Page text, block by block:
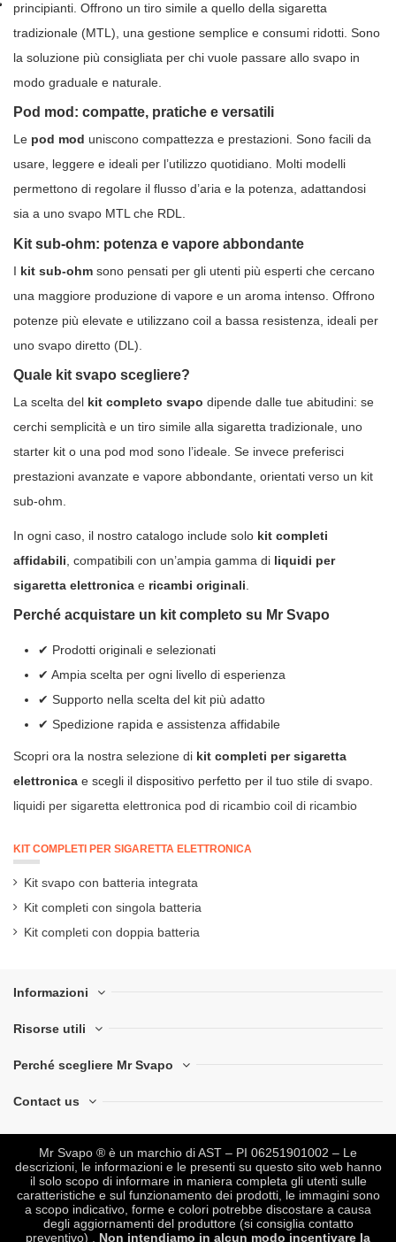
principianti. Offrono un tiro simile a quello della sigaretta
tradizionale (MTL), una gestione semplice e consumi ridotti. Sono
la soluzione più consigliata per chi vuole passare allo svapo in
modo graduale e naturale.
Pod mod: compatte, pratiche e versatili
Le pod mod uniscono compattezza e prestazioni. Sono facili da
usare, leggere e ideali per l’utilizzo quotidiano. Molti modelli
permettono di regolare il flusso d’aria e la potenza, adattandosi
sia a uno svapo MTL che RDL.
Kit sub-ohm: potenza e vapore abbondante
I kit sub-ohm sono pensati per gli utenti più esperti che cercano
una maggiore produzione di vapore e un aroma intenso. Offrono
potenze più elevate e utilizzano coil a bassa resistenza, ideali per
uno svapo diretto (DL).
Quale kit svapo scegliere?
La scelta del kit completo svapo dipende dalle tue abitudini: se
cerchi semplicità e un tiro simile alla sigaretta tradizionale, uno
starter kit o una pod mod sono l’ideale. Se invece preferisci
prestazioni avanzate e vapore abbondante, orientati verso un kit
sub-ohm.
In ogni caso, il nostro catalogo include solo kit completi
affidabili , compatibili con un’ampia gamma di liquidi per
sigaretta elettronica e ricambi originali
Perché acquistare un kit completo su Mr Svapo
✔ Prodotti originali e selezionati
✔ Ampia scelta per ogni livello di esperienza
✔ Supporto nella scelta del kit più adatto
✔ Spedizione rapida e assistenza affidabile
Scopri ora la nostra selezione di kit completi per sigaretta
elettronica e scegli il dispositivo perfetto per il tuo stile di svapo.
liquidi per sigaretta elettronica pod di ricambio coil di ricambio
KIT COMPLETI PER SIGARETTA ELETTRONICA
Kit svapo con batteria integrata
Kit completi con singola batteria
Kit completi con doppia batteria
Informazioni
Risorse utili
Perché scegliere Mr Svapo
Contact us
Mr Svapo ® è un marchio di AST – PI 06251901002 – Le
descrizioni, le informazioni e le presenti su questo sito web hanno
il solo scopo di informare in maniera completa gli utenti sulle
caratteristiche e sul funzionamento dei prodotti, le immagini sono
a scopo indicativo, forme e colori potrebbe discostare a causa
degli aggiornamenti del produttore (si consiglia contatto
preventivo) . Non intendiamo in alcun modo incentivare la